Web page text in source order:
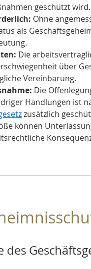
geschützt wird.
Ohne
als
Die
über
Vereinbarung.
Die
Handlungen ist
zusätzlich
können
des